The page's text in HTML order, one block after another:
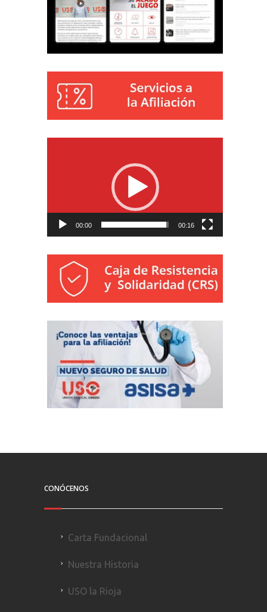
00:00 00:16
CONÓCENOS
Carta Fundacional
Nuestra Historia
USO la Rioja